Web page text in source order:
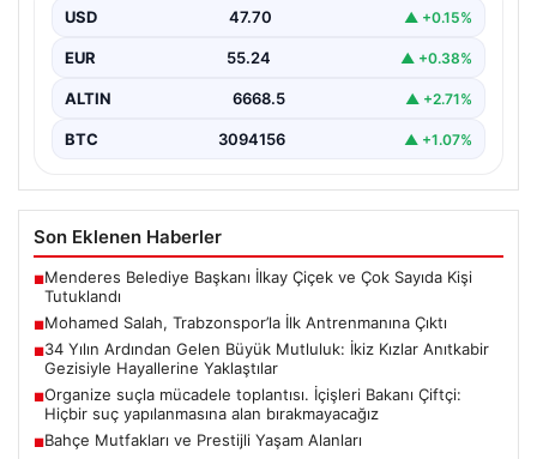
mavili formayla ilk resmi idmanına katıldı. Sezon öncesi
hazırlıklarının…
USD 47.70 ▲ +0.15%
EUR 55.24 ▲ +0.38%
ALTIN 6668.5 ▲ +2.71%
BTC 3094156 ▲ +1.07%
Son Eklenen Haberler
■Menderes Belediye Başkanı İlkay Çiçek ve Çok Sayıda Kişi
Tutuklandı
■Mohamed Salah, Trabzonspor’la İlk Antrenmanına Çıktı
■34 Yılın Ardından Gelen Büyük Mutluluk: İkiz Kızlar Anıtkabir
Gezisiyle Hayallerine Yaklaştılar
■Organize suçla mücadele toplantısı. İçişleri Bakanı Çiftçi:
Hiçbir suç yapılanmasına alan bırakmayacağız
■Bahçe Mutfakları ve Prestijli Yaşam Alanları